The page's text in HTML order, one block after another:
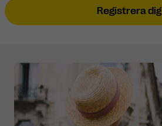
Registrera dig